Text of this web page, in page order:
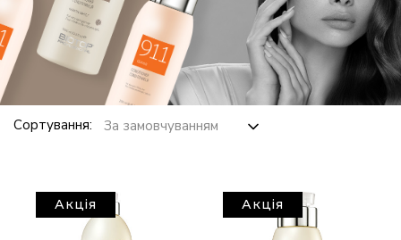
Сортування:
Акція Акція